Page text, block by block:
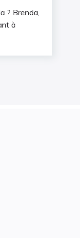
? Brenda,
à